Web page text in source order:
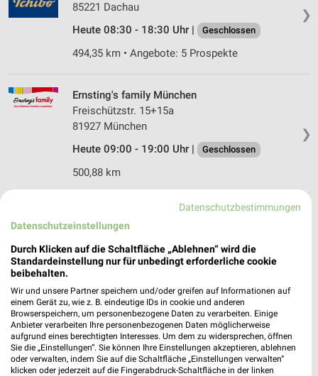
❯
85221 Dachau
Heute 08:30 - 18:30 Uhr |
Geschlossen
494,35 km • Angebote: 5 Prospekte
❯
Ernsting's family München
Freischützstr. 15+15a
81927 München
Heute 09:00 - 19:00 Uhr |
Geschlossen
500,88 km
Hanauer Straße 68
80993 München
Heute 09:30 - 20:00 Uhr |
Geschlossen
500,13 km
GALERIA München Olympia Einkaufszentrum
Pelkovenstraße 155
80992 München
Datenschutzbestimmungen
Datenschutzeinstellungen
Durch Klicken auf die Schaltfläche „Ablehnen“ wird die
Standardeinstellung nur für unbedingt erforderliche cookie
beibehalten.
Wir und unsere Partner speichern und/oder greifen auf Informationen auf
einem Gerät zu, wie z. B. eindeutige IDs in cookie und anderen
Browserspeichern, um personenbezogene Daten zu verarbeiten. Einige
Anbieter verarbeiten Ihre personenbezogenen Daten möglicherweise
aufgrund eines berechtigten Interesses. Um dem zu widersprechen, öffnen
Sie die „Einstellungen“. Sie können Ihre Einstellungen akzeptieren, ablehnen
oder verwalten, indem Sie auf die Schaltfläche „Einstellungen verwalten“
klicken oder jederzeit auf die Fingerabdruck-Schaltfläche in der linken